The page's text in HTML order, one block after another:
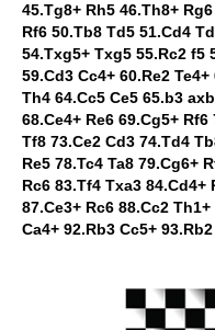
45.Tg8+ Rh5 46.Th8+
Rf6 50.Tb8 Td5 51.Cd4
54.Txg5+ Txg5 55.Rc2 f5
59.Cd3 Cc4+ 60.Re2
Th4 64.Cc5 Ce5 65.b3
68.Ce4+ Re6 69.Cg5+
Tf8 73.Ce2 Cd3 74.Td4
Re5 78.Tc4 Ta8 79.Cg6+
Rc6 83.Tf4 Txa3 84.Cd4+
87.Ce3+ Rc6 88.Cc2
Ca4+ 92.Rb3 Cc5+